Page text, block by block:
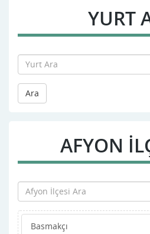
YURT
Ara
AFYON
Basmakçı